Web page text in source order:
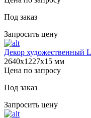
Под заказ
Запросить цену
Декор художественный
2640х1227х15 мм
Цена по запросу
Под заказ
Запросить цену